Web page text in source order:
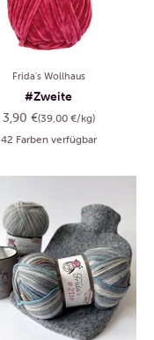
Frida's Wollhaus
#Zweite
Angebot
3,90 €(39,00 €/kg)
42 Farben verfügbar